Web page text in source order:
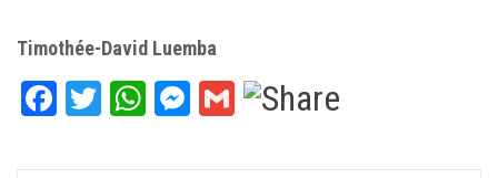
Timothée-David Luemba
Facebook
TwitterWhatsApp
Messenger
Gmail